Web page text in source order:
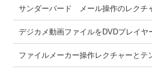
サンダーバード メール操作のレクチ
デジカメ動画ファイルをDVDプレイヤ
ファイルメーカー操作レクチャーとテ